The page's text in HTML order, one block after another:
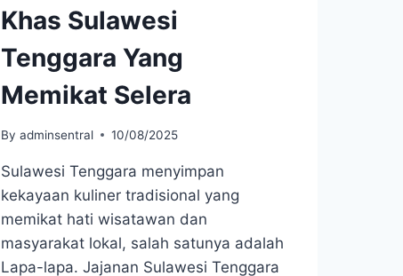
Khas Sulawesi
Tenggara Yang
Memikat Selera
By adminsentral 10/08/2025
Sulawesi Tenggara menyimpan
kekayaan kuliner tradisional yang
memikat hati wisatawan dan
masyarakat lokal, salah satunya adalah
Lapa-lapa. Jajanan Sulawesi Tenggara